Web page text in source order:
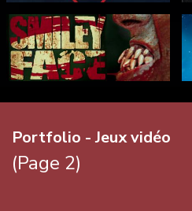
Portfolio - Jeux vidéo
(Page 2)